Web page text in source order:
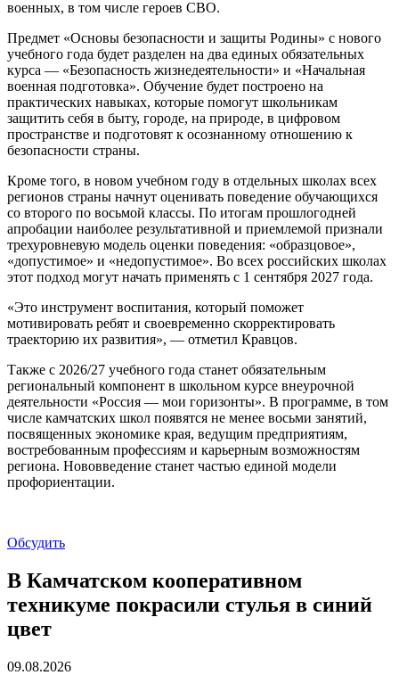
военных, в том числе героев СВО.
Предмет «Основы безопасности и защиты Родины» с нового
учебного года будет разделен на два единых обязательных
курса — «Безопасность жизнедеятельности» и «Начальная
военная подготовка». Обучение будет построено на
практических навыках, которые помогут школьникам
защитить себя в быту, городе, на природе, в цифровом
пространстве и подготовят к осознанному отношению к
безопасности страны.
Кроме того, в новом учебном году в отдельных школах всех
регионов страны начнут оценивать поведение обучающихся
со второго по восьмой классы. По итогам прошлогодней
апробации наиболее результативной и приемлемой признали
трехуровневую модель оценки поведения: «образцовое»,
«допустимое» и «недопустимое». Во всех российских школах
этот подход могут начать применять с 1 сентября 2027 года.
«Это инструмент воспитания, который поможет
мотивировать ребят и своевременно скорректировать
траекторию их развития», — отметил Кравцов.
Также с 2026/27 учебного года станет обязательным
региональный компонент в школьном курсе внеурочной
деятельности «Россия — мои горизонты». В программе, в том
числе камчатских школ появятся не менее восьми занятий,
посвященных экономике края, ведущим предприятиям,
востребованным профессиям и карьерным возможностям
региона. Нововведение станет частью единой модели
профориентации.
Обсудить
В Камчатском кооперативном
техникуме покрасили стулья в синий
цвет
09.08.2026